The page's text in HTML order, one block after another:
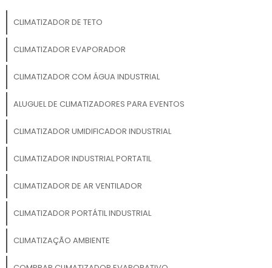
CLIMATIZADOR DE TETO
CLIMATIZADOR EVAPORADOR
CLIMATIZADOR COM ÁGUA INDUSTRIAL
ALUGUEL DE CLIMATIZADORES PARA EVENTOS
CLIMATIZADOR UMIDIFICADOR INDUSTRIAL
CLIMATIZADOR INDUSTRIAL PORTATIL
CLIMATIZADOR DE AR VENTILADOR
CLIMATIZADOR PORTÁTIL INDUSTRIAL
CLIMATIZAÇÃO AMBIENTE